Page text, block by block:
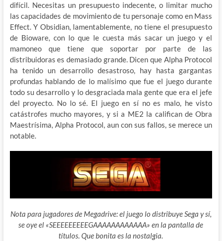
difícil. Necesitas un presupuesto indecente, o limitar mucho
las capacidades de movimiento de tu personaje como en Mass
Effect. Y Obsidian, lamentablemente, no tiene el presupuesto
de Bioware, con lo que le cuesta más sacar un juego y el
mamoneo que tiene que soportar por parte de las
distribuidoras es demasiado grande. Dicen que Alpha Protocol
ha tenido un desarrollo desastroso, hay hasta gargantas
profundas hablando de lo malísimo que fue el juego durante
todo su desarrollo y lo desgraciada mala gente que era el jefe
del proyecto. No lo sé. El juego en sí no es malo, he visto
catástrofes mucho mayores, y si a ME2 la califican de Obra
Maestrísima, Alpha Protocol, aun con sus fallos, se merece un
notable.
Nota para jugadores de Megadrive: el juego lo distribuye Sega y sí,
se oye el «SEEEEEEEEEGAAAAAAAAAAAA» en la pantalla de
títulos. Que bonita es la nostalgia.